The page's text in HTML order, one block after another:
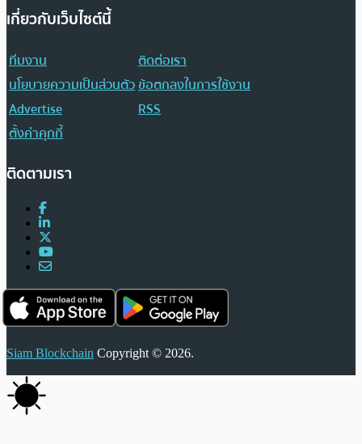
เกี่ยวกับเว็บไซต์นี้
ทีมงาน
ติดต่อเรา
นโยบายความเป็นส่วนตัวข้อตกลงในการใช้งาน
Advertise
RSS
ตั้งค่าคุกกี้
ติดตามเรา
Siam Blockchain Copyright © 2026.